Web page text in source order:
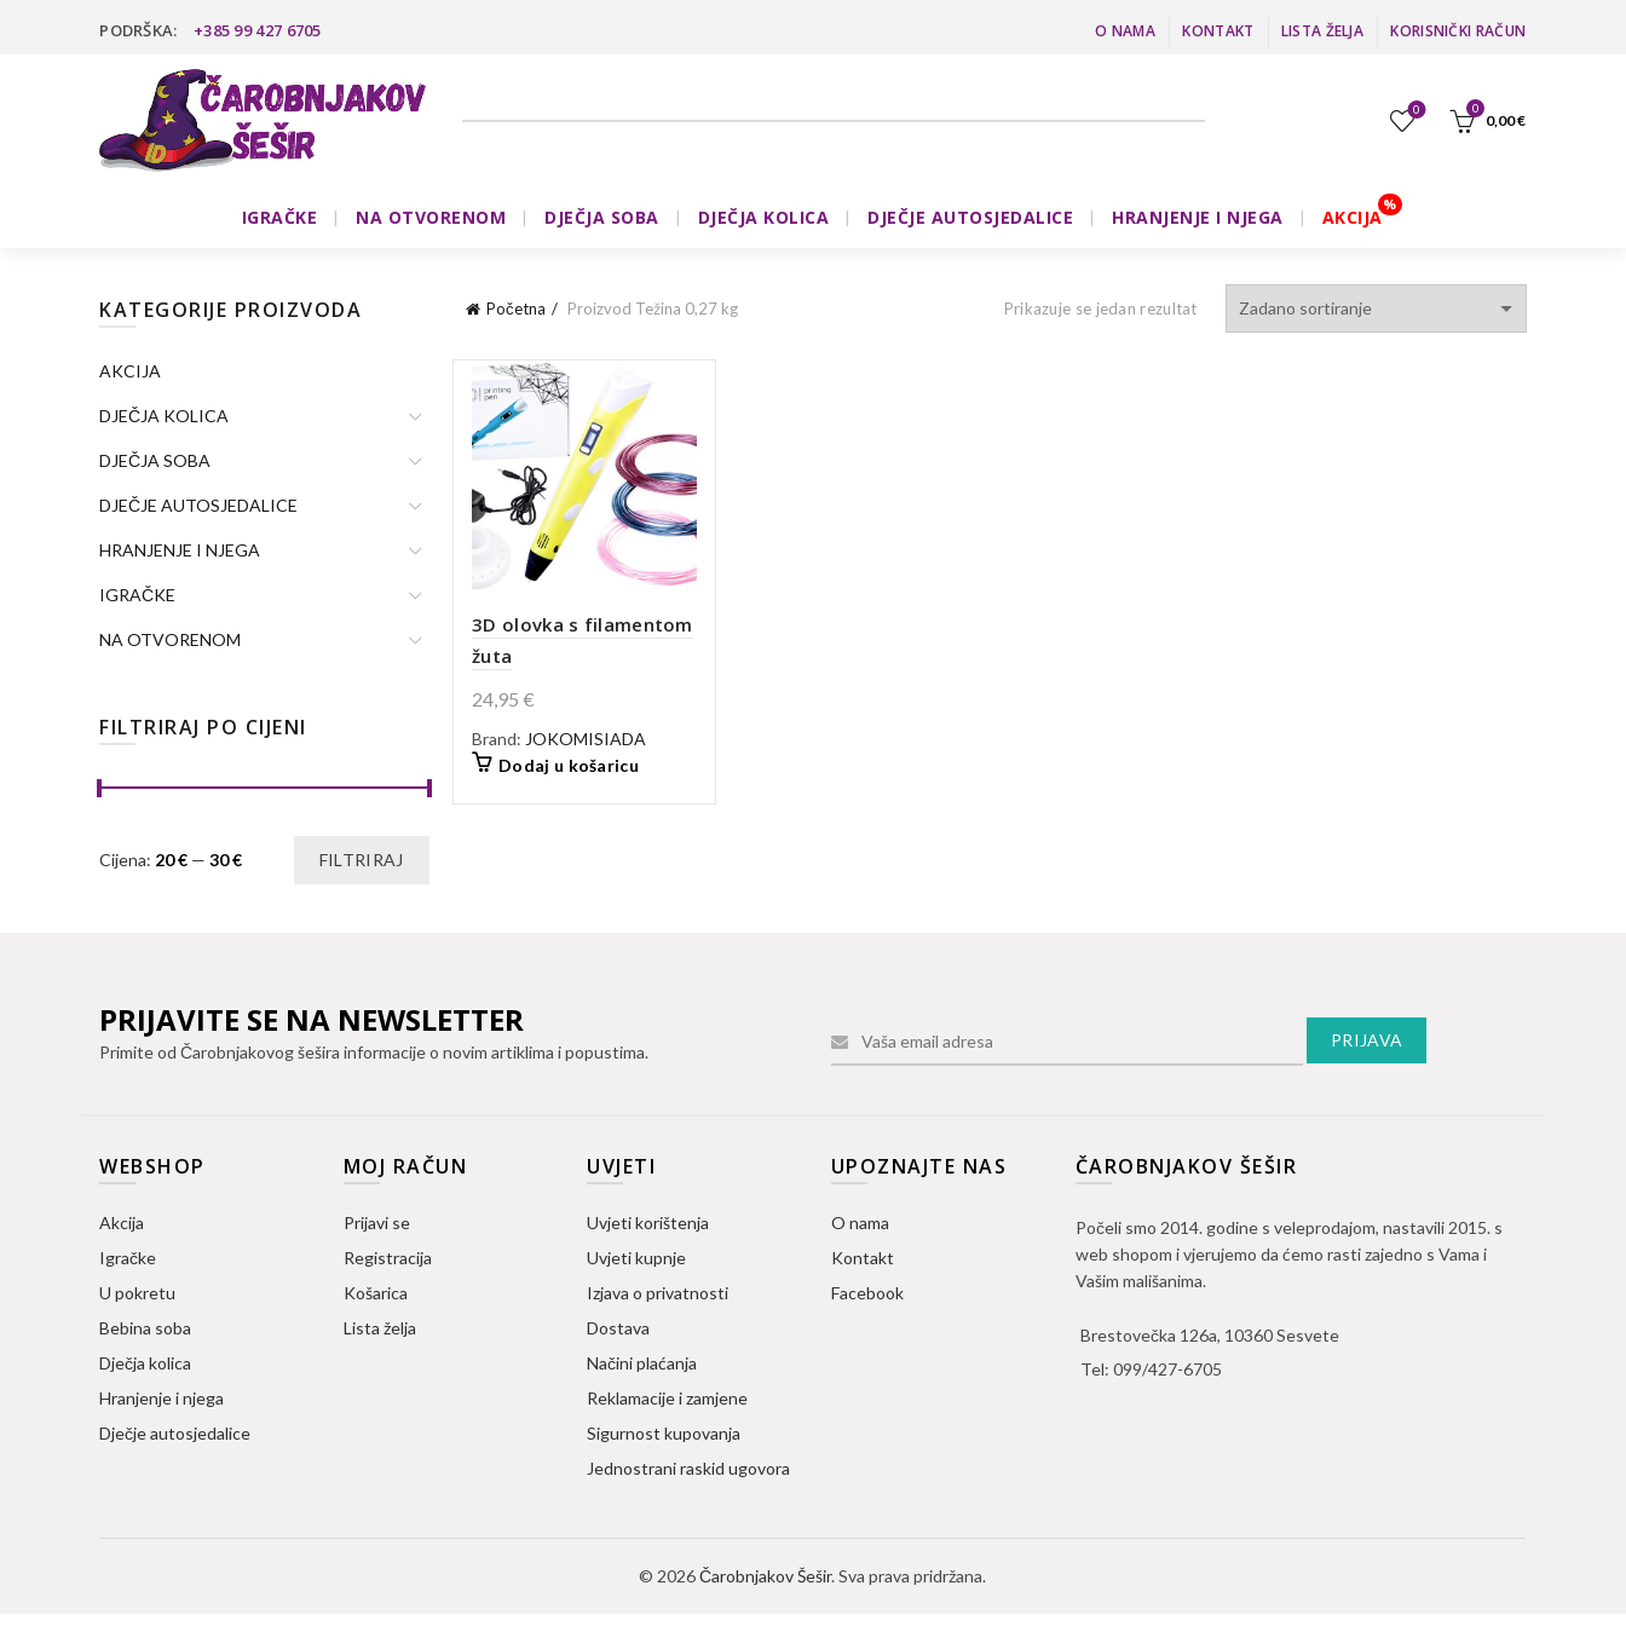
PODRŠKA: +385 99 427 6705 O NAMA KONTAKT LISTA ŽELJA KORISNIČKI RAČUN
0 0
0,00€
IGRAČKE NA OTVORENOM DJEČJA SOBA DJEČJA KOLICA DJEČJE AUTOSJEDALICE HRANJENJE I NJEGA AKCIJA
Početna Proizvod Težina 0,27 kg Prikazuje se jedan rezultat
3D olovka s filamentom
žuta
24,95€
Brand: JOKOMISIADA
Dodaj u košaricu
KATEGORIJE PROIZVODA
AKCIJA
DJEČJA KOLICA
DJEČJA SOBA
DJEČJE AUTOSJEDALICE
HRANJENJE I NJEGA
IGRAČKE
NA OTVORENOM
FILTRIRAJ PO CIJENI
Min
Maks
FILTRIRAJ
Cijena: 20 € —30 €
PRIJAVITE SE NA NEWSLETTER
Primite od Čarobnjakovog šešira informacije o novim artiklima i popustima.
WEBSHOP
Akcija
Igračke
U pokretu
Bebina soba
Dječja kolica
Hranjenje i njega
Dječje autosjedalice
MOJ RAČUN
Prijavi se
Registracija
Košarica
Lista želja
UVJETI
Uvjeti korištenja
Uvjeti kupnje
Izjava o privatnosti
Dostava
Načini plaćanja
Reklamacije i zamjene
Sigurnost kupovanja
Jednostrani raskid ugovora
UPOZNAJTE NAS
O nama
Kontakt
Facebook
ČAROBNJAKOV ŠEŠIR
Počeli smo 2014. godine s veleprodajom, nastavili 2015. s
web shopom i vjerujemo da ćemo rasti zajedno s Vama i
Vašim mališanima.
Brestovečka 126a, 10360 Sesvete
Tel: 099/427-6705
© 2026Čarobnjakov Šešir. Sva prava pridržana.